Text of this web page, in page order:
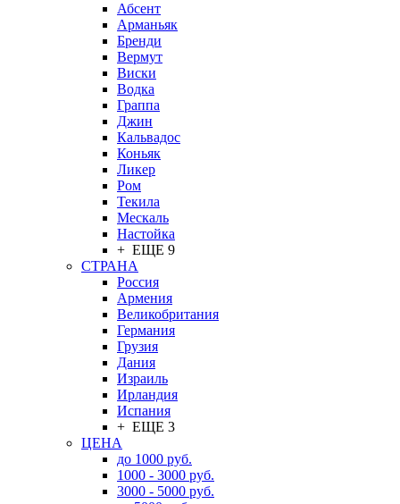
Абсент
Арманьяк
Бренди
Вермут
Виски
Водка
Граппа
Джин
Кальвадос
Коньяк
Ликер
Ром
Текила
Мескаль
Настойка
+ ЕЩЕ 9
СТРАНА
Россия
Армения
Великобритания
Германия
Грузия
Дания
Израиль
Ирландия
Испания
+ ЕЩЕ 3
ЦЕНА
до 1000 руб.
1000 - 3000 руб.
3000 - 5000 руб.